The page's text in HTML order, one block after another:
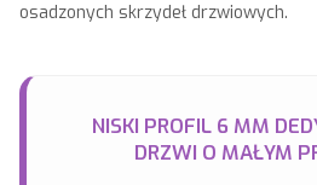
osadzonych skrzydeł drzwiowych.
NISKI PROFIL 6 MM
DRZWI O MAŁYM